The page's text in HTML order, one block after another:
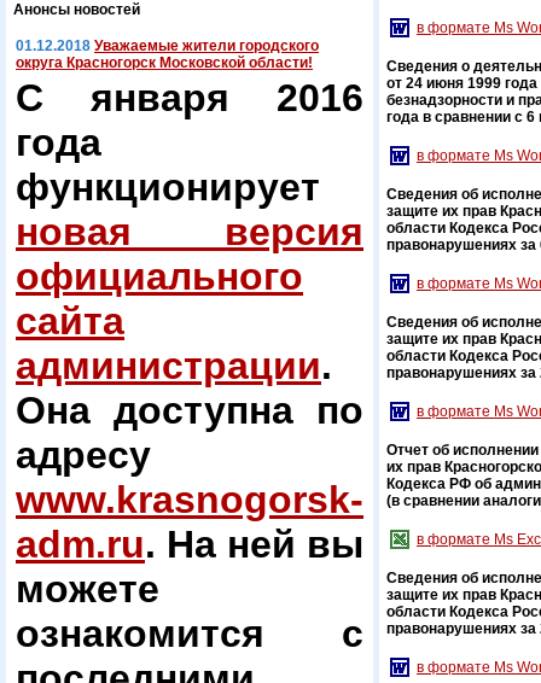
Анонсы новостей
01.12.2018 Уважаемые жители городского
округа Красногорск Московской области!
С января 2016
года
функционирует
новая версия
официального
сайта
администрации.
Она доступна по
адресу
www.krasnogorsk-
adm.ru. На ней вы
можете
ознакомится с
в формате Ms
Сведения о
от 24 июня 1999
безнадзорности и
года в сравнении с 6
в формате Ms
Сведения об
защите их прав
области Кодекса
правонарушениях за
в формате Ms
Сведения об
защите их прав
области Кодекса
правонарушениях за
в формате Ms
Отчет об
их прав
Кодекса РФ об
(в сравнении
в формате Ms
Сведения об
защите их прав
области Кодекса
правонарушениях за
в формате Ms